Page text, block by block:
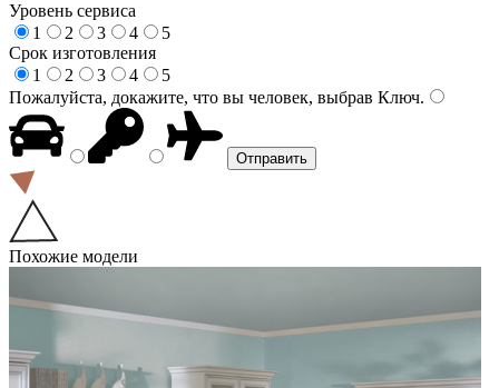
Уровень сервиса
1
2 3 4
5
Срок изготовления
1
2 3 4
5
Пожалуйста, докажите, что вы человек, выбрав Ключ.
Похожие модели